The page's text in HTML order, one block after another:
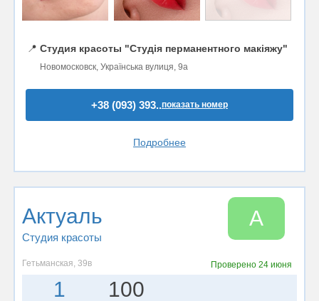
📍 Студия красоты "Студія перманентного макіяжу"
Новомосковск, Українська вулиця, 9а
+38 (093) 393..показать номер
Подробнее
Актуаль
Студия красоты
А
Гетьманская, 39в Проверено 24 июня
1 100